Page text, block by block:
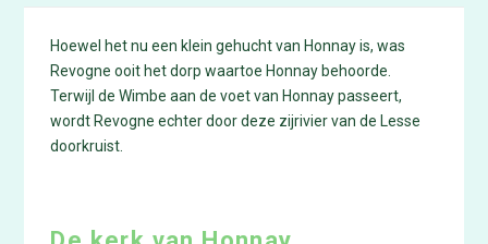
Hoewel het nu een klein gehucht van Honnay is, was
Revogne ooit het dorp waartoe Honnay behoorde.
Terwijl de Wimbe aan de voet van Honnay passeert,
wordt Revogne echter door deze zijrivier van de Lesse
doorkruist.